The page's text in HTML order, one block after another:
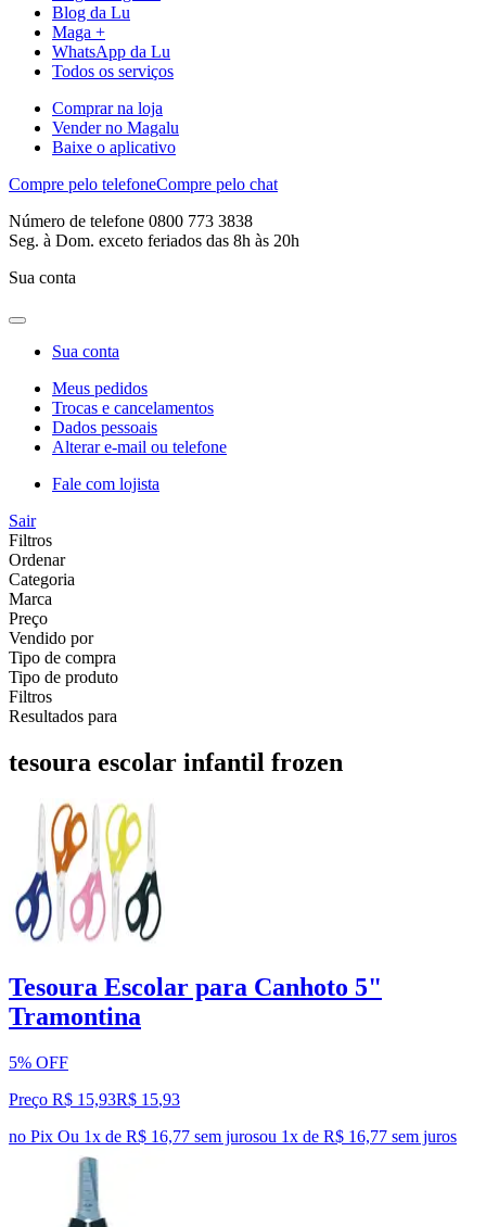
Blog da Lu
Maga +
WhatsApp da Lu
Todos os serviços
Comprar na loja
Vender no Magalu
Baixe o aplicativo
Compre pelo telefoneCompre pelo chat
Número de telefone 0800 773 3838
Seg. à Dom. exceto feriados das 8h às 20h
Sua conta
Sua conta
Meus pedidos
Trocas e cancelamentos
Dados pessoais
Alterar e-mail ou telefone
Fale com lojista
Sair
Filtros
Ordenar
Categoria
Marca
Preço
Vendido por
Tipo de compra
Tipo de produto
Filtros
Resultados para
tesoura escolar infantil frozen
Tesoura Escolar para Canhoto 5"
Tramontina
5% OFF
Preço R$ 15,93R$ 15,93
no Pix Ou 1x de R$ 16,77 sem jurosou 1x de R$ 16,77 sem juros